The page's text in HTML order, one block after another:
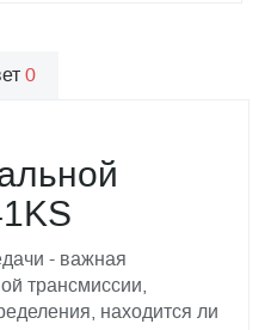
0
- важная
трансмиссии,
находится ли